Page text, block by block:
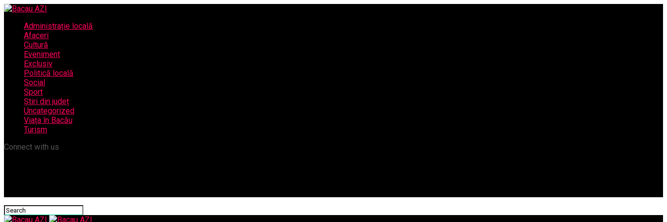
Administrație locală
Afaceri
Cultură
Eveniment
Exclusiv
Politică locală
Social
Sport
Știri din județ
Uncategorized
Viața în Bacău
Turism
Connect with us